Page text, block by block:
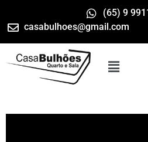
(65) 9
casabulhoes@gmail.com